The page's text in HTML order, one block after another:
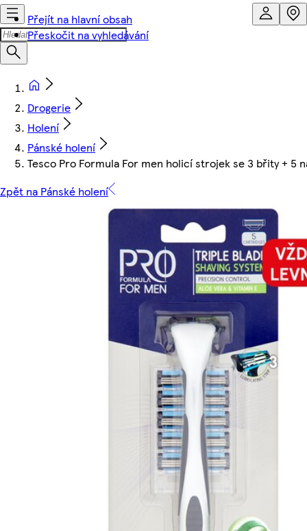
Přejít na hlavní obsah
Přeskočit na vyhledávání
Drogerie
Holení
Pánské holení
Tesco Pro Formula For men holicí strojek se 3 břity + 5
Zpět na Pánské holení